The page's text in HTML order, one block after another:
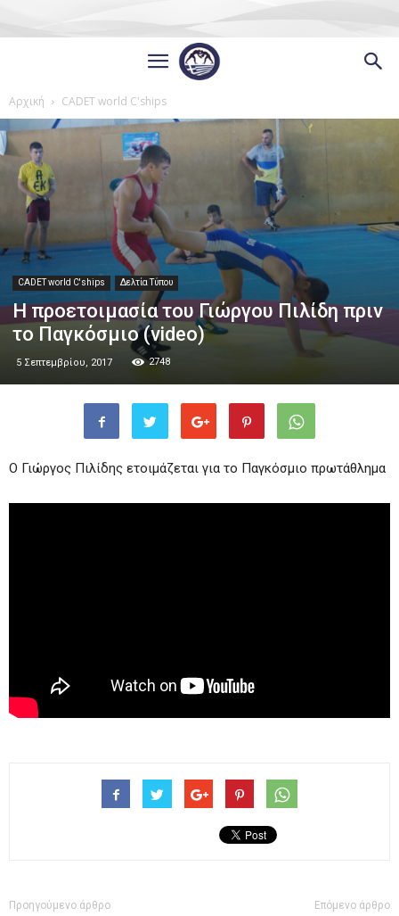
Αρχική CADET world C'ships
CADET world C'ships Δελτία Τύπου
Η προετοιμασία του Γιώργου Πιλίδη πριν
το Παγκόσμιο (video)
5 Σεπτεμβρίου, 2017 2748
Ο Γιώργος Πιλίδης ετοιμάζεται για το Παγκόσμιο πρωτάθλημα
Προηγούμενο άρθρο Επόμενο άρθρο